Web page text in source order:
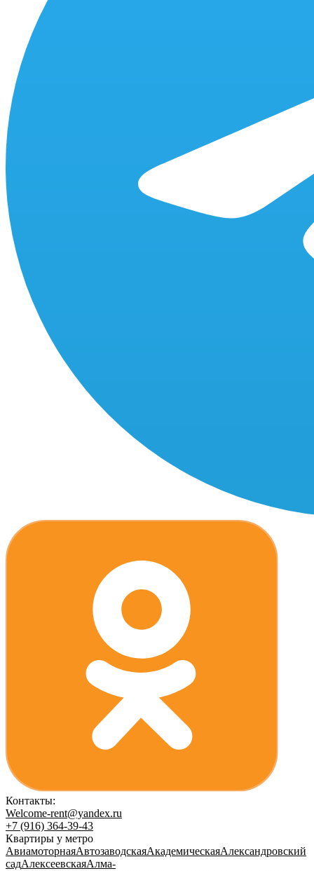
Контакты:
Welcome-rent@yandex.ru
+7 (916) 364-39-43
Квартиры у метро
АвиамоторнаяАвтозаводскаяАкадемическаяАлександровский
садАлексеевскаяАлма-